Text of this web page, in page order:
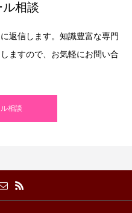
相談
返信します。知識豊富な専門
ますので、お気軽にお問い合
相談